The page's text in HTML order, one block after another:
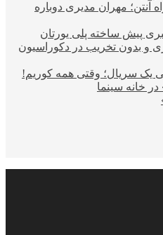
آنتن؛ مهران مدیری دوباره
پیش ساخته پلی یورتان
و بدون تخریب در دکوراسیون
یک سریال؛ وقتی همه کوریم!
خانه سینما